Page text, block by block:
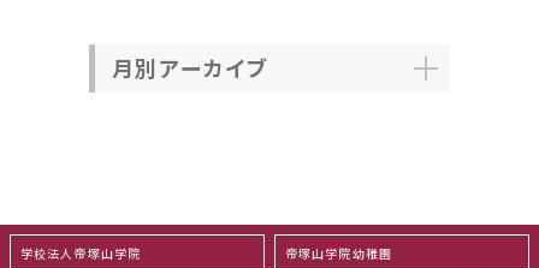
月別アーカイブ
学校法人帝塚山学院 帝塚山学院幼稚園